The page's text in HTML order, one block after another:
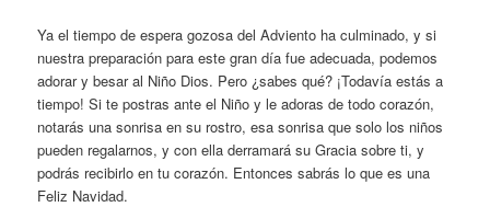
Ya el tiempo de espera gozosa del Adviento ha culminado, y si
nuestra preparación para este gran día fue adecuada, podemos
adorar y besar al Niño Dios. Pero ¿sabes qué? ¡Todavía estás a
tiempo! Si te postras ante el Niño y le adoras de todo corazón,
notarás una sonrisa en su rostro, esa sonrisa que solo los niños
pueden regalarnos, y con ella derramará su Gracia sobre ti, y
podrás recibirlo en tu corazón. Entonces sabrás lo que es una
Feliz Navidad.